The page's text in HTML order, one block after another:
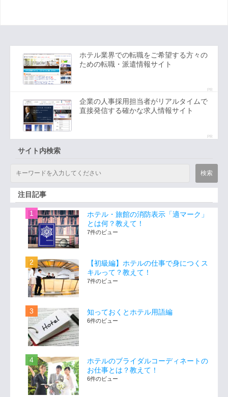
PR
ホテル業界での転職をご希望する方々の
ための転職・派遣情報サイト
PR
企業の人事採用担当者がリアルタイムで
直接発信する確かな求人情報サイト
サイト内検索
注目記事
ホテル・旅館の消防表示「適マーク」
とは何？教えて！
7件のビュー
【初級編】ホテルの仕事で身につくス
キルって？教えて！
7件のビュー
知っておくとホテル用語編
6件のビュー
ホテルのブライダルコーディネートの
お仕事とは？教えて！
6件のビュー